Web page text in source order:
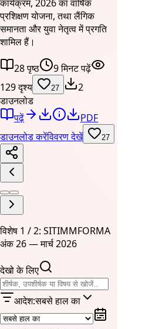
कार्यक्रम, 2026 का वार्षिक
प्रशिक्षण योजना, तथा लैंगिक
समानता और युवा नेतृत्व में प्रगति
शामिल हैं।
28 पृष्ठ
9 मिनट पढ़ें
129 दृश्य
27
2
डाउनलोड
पढ़ें
PDF
डाउनलोड करेंविवरण देखें 27
विशेष 1 / 2: SITIMMFORMA
अंक 26 — मार्च 2026
देखो के लिए
आदेश:सबसे हाल का